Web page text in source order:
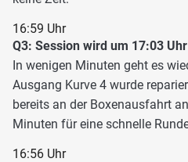
16:59 Uhr
Q3: Session wird um 17:03
In wenigen Minuten geht es
Ausgang Kurve 4 wurde
bereits an der Boxenausfahrt
Minuten für eine schnelle
16:56 Uhr